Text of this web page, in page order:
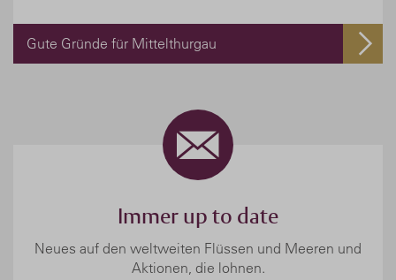
Gute Gründe für Mittelthurgau
Immer up to date
Neues auf den weltweiten Flüssen und Meeren und
Aktionen, die lohnen.